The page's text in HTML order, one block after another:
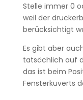
Stelle immer 0
weil der
berücksichtigt
Es gibt aber
tatsächlich auf
das ist beim
Fensterkuverts